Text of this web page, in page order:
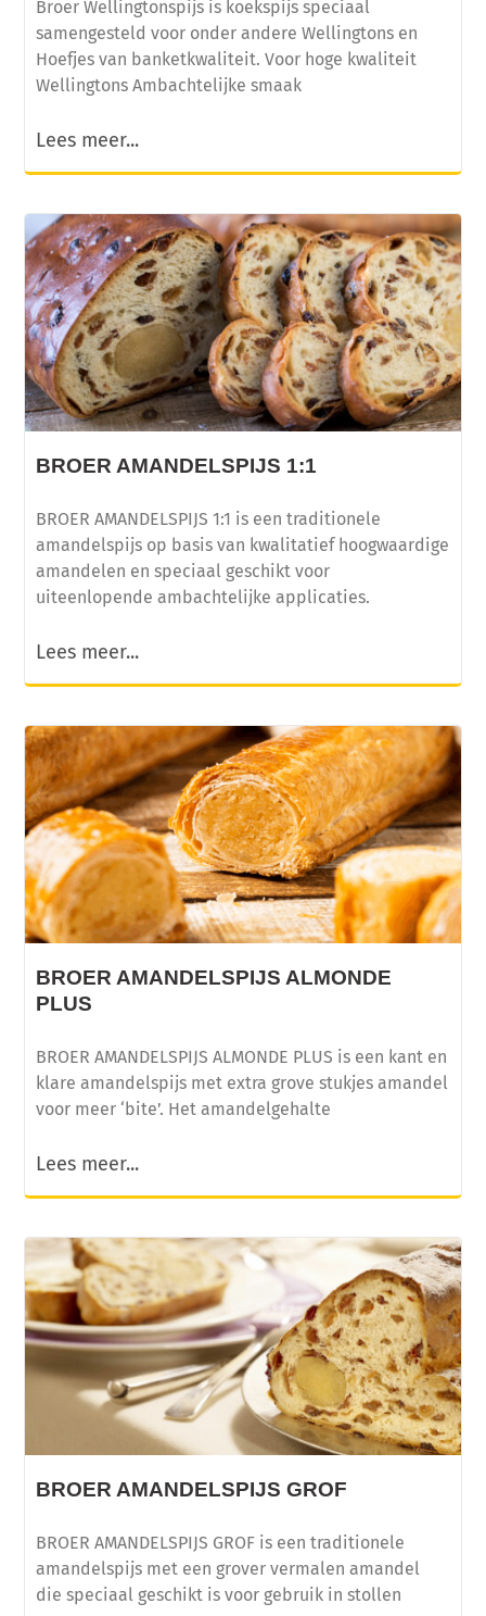
Broer Wellingtonspijs is koekspijs speciaal
samengesteld voor onder andere Wellingtons en
Hoefjes van banketkwaliteit. Voor hoge kwaliteit
Wellingtons Ambachtelijke smaak
Lees meer...
BROER AMANDELSPIJS 1:1
BROER AMANDELSPIJS 1:1 is een traditionele
amandelspijs op basis van kwalitatief hoogwaardige
amandelen en speciaal geschikt voor
uiteenlopende ambachtelijke applicaties.
Lees meer...
BROER AMANDELSPIJS ALMONDE
PLUS
BROER AMANDELSPIJS ALMONDE PLUS is een kant en
klare amandelspijs met extra grove stukjes amandel
voor meer ‘bite’. Het amandelgehalte
Lees meer...
BROER AMANDELSPIJS GROF
BROER AMANDELSPIJS GROF is een traditionele
amandelspijs met een grover vermalen amandel
die speciaal geschikt is voor gebruik in stollen